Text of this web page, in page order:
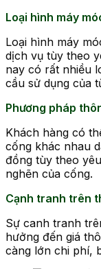
Loại hình máy
Loại hình máy
dịch vụ tùy theo
nay có rất nhiều
cầu sử dụng của
Phương pháp
Khách hàng có
cống khác nhau
đồng tùy theo
nghẽn của cống.
Cạnh tranh trên
Sự canh tranh
hưởng đến giá
càng lớn chi phí,